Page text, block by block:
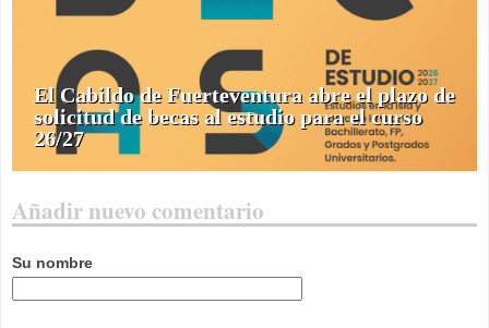
El Cabildo de Fuerteventura abre el plazo de
solicitud de becas al estudio para el curso
26/27
Añadir nuevo comentario
Su nombre